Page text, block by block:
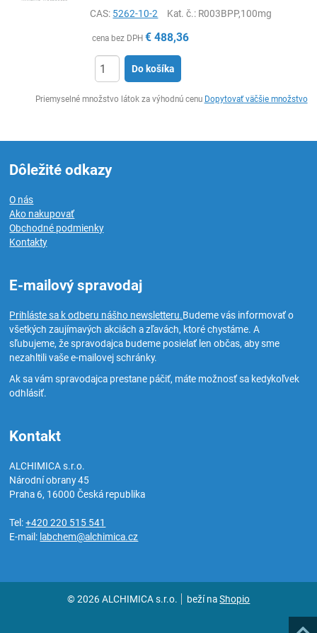
CAS: 5262-10-2 Kat. č.: R003BPP,100mg
cena bez DPH € 488,36
Do košíka
Priemyselné množstvo látok za výhodnú cenu Dopytovať väčšie množstvo
Dôležité odkazy
O nás
Ako nakupovať
Obchodné podmienky
Kontakty
E-mailový spravodaj
Prihláste sa k odberu nášho newsletteru.Budeme vás informovať o
všetkých zaujímavých akciách a zľavách, ktoré chystáme. A
sľubujeme, že spravodajca budeme posielať len občas, aby sme
nezahltili vaše e-mailovej schránky.
Ak sa vám spravodajca prestane páčiť, máte možnosť sa kedykoľvek
odhlásiť.
Kontakt
ALCHIMICA s.r.o.
Národní obrany 45
Praha 6, 16000Česká republika
Tel:+420 220 515 541
E-mail: labchem@alchimica.cz
© 2026 ALCHIMICA s.r.o. beží naShopio
Hore